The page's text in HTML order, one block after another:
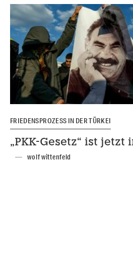
FRIEDENSPROZESS IN DER TÜRKEI
„PKK-Gesetz“ ist jetzt
wolf wittenfeld